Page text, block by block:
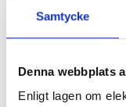
Samtycke
Denna webbplats
Enligt lagen om